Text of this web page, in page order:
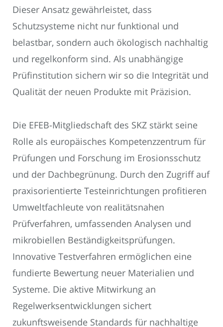
Dieser Ansatz gewährleistet, dass
Schutzsysteme nicht nur funktional und
belastbar, sondern auch ökologisch nachhaltig
und regelkonform sind. Als unabhängige
Prüfinstitution sichern wir so die Integrität und
Qualität der neuen Produkte mit Präzision.
Die EFEB-Mitgliedschaft des SKZ stärkt seine
Rolle als europäisches Kompetenzzentrum für
Prüfungen und Forschung im Erosionsschutz
und der Dachbegrünung. Durch den Zugriff auf
praxisorientierte Testeinrichtungen profitieren
Umweltfachleute von realitätsnahen
Prüfverfahren, umfassenden Analysen und
mikrobiellen Beständigkeitsprüfungen.
Innovative Testverfahren ermöglichen eine
fundierte Bewertung neuer Materialien und
Systeme. Die aktive Mitwirkung an
Regelwerksentwicklungen sichert
zukunftsweisende Standards für nachhaltige